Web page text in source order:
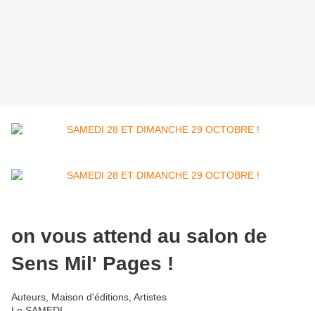
on vous attend au salon de
Sens Mil' Pages !
Auteurs, Maison d'éditions, Artistes